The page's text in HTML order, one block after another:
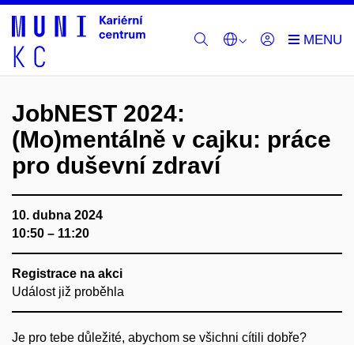
JobNEST 2024:
(Mo)mentálně v cajku: práce
pro ​duševní zdraví
10. dubna 2024
10:50 – 11:20
Registrace na akci
Událost již proběhla
Je pro tebe důležité, abychom se všichni cítili dobře?